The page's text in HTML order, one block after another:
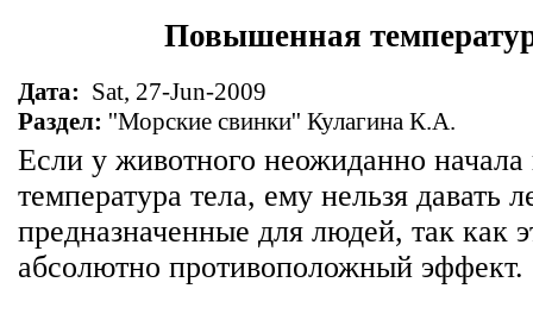
Повышенная
Дата: Sat, 27-Jun-2009
Раздел: ''Морские свинки'' Кулагина К.А.
Если у животного неожиданно
температура тела, ему нельзя давать
предназначенные для людей, так как
абсолютно противоположный эффект.